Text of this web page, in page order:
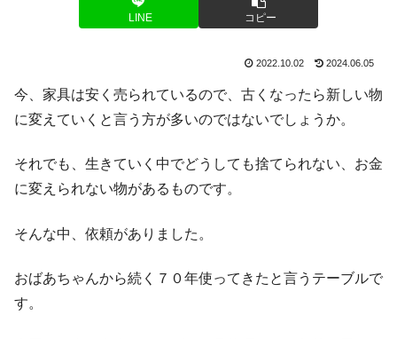
LINE コピー
2022.10.02 2024.06.05
今、家具は安く売られているので、古くなったら新しい物
に変えていくと言う方が多いのではないでしょうか。
それでも、生きていく中でどうしても捨てられない、お金
に変えられない物があるものです。
そんな中、依頼がありました。
おばあちゃんから続く７０年使ってきたと言うテーブルで
す。